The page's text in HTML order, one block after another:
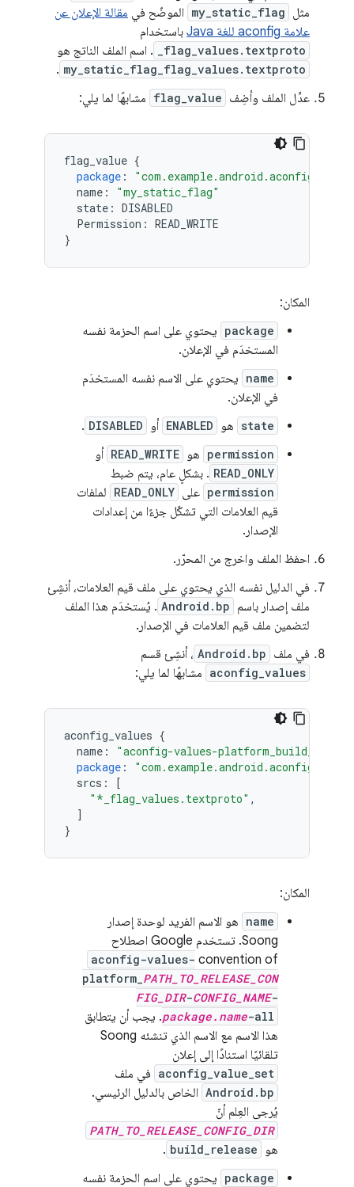
مثل my_static_flag الموضّح في مقالة الإعلان عن
علامة aconfig للغة Java
باستخدام
_flag_values.textproto . اسم الملف الناتج هو
my_static_flag_flag_values.textproto
.
عدِّل الملف وأضِف flag_value مشابهًا لما يلي:
flag_value {
package :
name :
"my_static_flag"
state : DISABLED
Permission : READ_WRITE
}
المكان:
package يحتوي على اسم الحزمة نفسه
المستخدَم في الإعلان.
name يحتوي على الاسم نفسه المستخدَم
في الإعلان.
state هو ENABLED أو DISABLED
.
permission هو READ_WRITE أو
READ_ONLY . بشكلٍ عام، يتم ضبط
permission على READ_ONLY لملفات
قيم العلامات التي تشكّل جزءًا من إعدادات
الإصدار.
احفظ الملف واخرج من المحرّر.
في الدليل نفسه الذي يحتوي على ملف قيم العلامات، أنشِئ
ملف إصدار باسم Android.bp . يُستخدَم هذا الملف
لتضمين ملف قيم العلامات في الإصدار.
في ملف Android.bp ، أنشِئ قسم
aconfig_values مشابهًا لما يلي:
aconfig_values {
name :
"aconfig-values-
package :
srcs :
[
"*_flag_values.textproto" ,
]
}
المكان:
name هو الاسم الفريد لوحدة إصدار
Soong. تستخدم Google اصطلاح
convention of
aconfig-values-
platform_ PATH_TO_RELEASE_CON
FIG_DIR-CONFIG_NAME-
package.name-all
. يجب أن يتطابق
هذا الاسم مع الاسم الذي تنشئه Soong
تلقائيًا استنادًا إلى إعلان
aconfig_value_set في ملف
Android.bp الخاص بالدليل الرئيسي.
يُرجى العِلم أنّ
PATH_TO_RELEASE_CONFIG_DIR
هو build_release
.
package يحتوي على اسم الحزمة نفسه